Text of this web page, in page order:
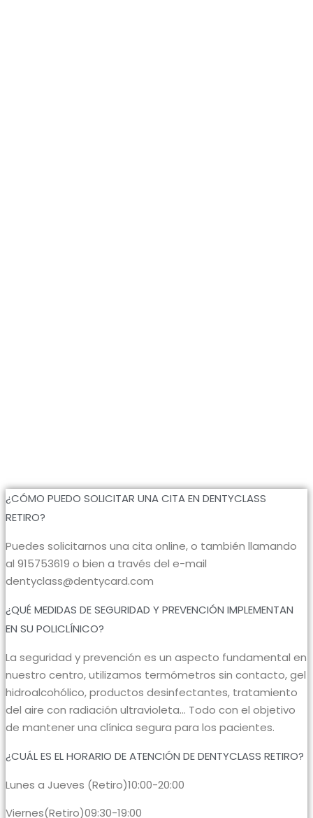
¿CÓMO PUEDO SOLICITAR UNA CITA EN DENTYCLASS
RETIRO?
Puedes solicitarnos una cita online, o también llamando
al 915753619 o bien a través del e-mail
dentyclass@dentycard.com
¿QUÉ MEDIDAS DE SEGURIDAD Y PREVENCIÓN IMPLEMENTAN
EN SU POLICLÍNICO?
La seguridad y prevención es un aspecto fundamental en
nuestro centro, utilizamos termómetros sin contacto, gel
hidroalcohólico, productos desinfectantes, tratamiento
del aire con radiación ultravioleta… Todo con el objetivo
de mantener una clínica segura para los pacientes.
¿CUÁL ES EL HORARIO DE ATENCIÓN DE DENTYCLASS RETIRO?
Lunes a Jueves (Retiro)10:00-20:00
Viernes(Retiro)09:30-19:00